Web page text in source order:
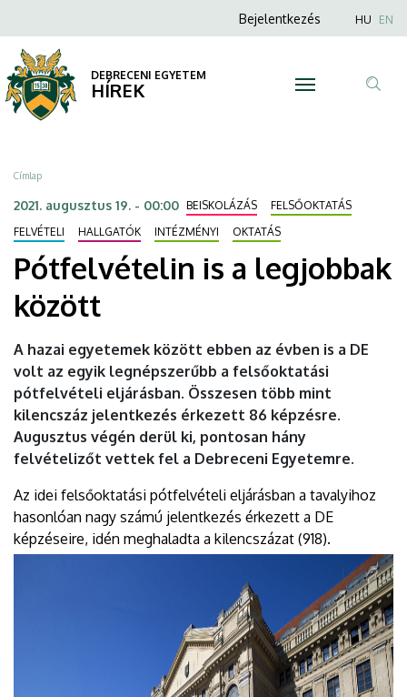
is
a
legjobbak
között
DEBRECENI
EGYETEM
a
tartalomra
Anonim
menüje
Bejelentkezés HU EN
DEBRECENI EGYETEM
HÍREK
Morzsa
Címlap
2021. augusztus 19. - 00:00 BEISKOLÁZÁS
FELSŐOKTATÁS
FELVÉTELI
HALLGATÓK INTÉZMÉNYI OKTATÁS
Pótfelvételin is a legjobbak
között
A hazai egyetemek között ebben az évben is a DE
volt az egyik legnépszerűbb a felsőoktatási
pótfelvételi eljárásban. Összesen több mint
kilencszáz jelentkezés érkezett 86 képzésre.
Augusztus végén derül ki, pontosan hány
felvételizőt vettek fel a Debreceni Egyetemre.
Az idei felsőoktatási pótfelvételi eljárásban a tavalyihoz
hasonlóan nagy számú jelentkezés érkezett a DE
képzéseire, idén meghaladta a kilencszázat (918).